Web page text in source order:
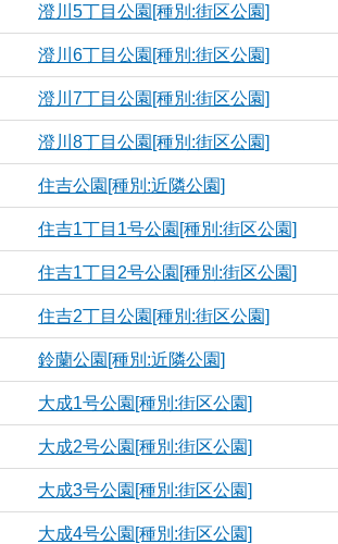
澄川5丁目公園[種別:街区公園]
澄川6丁目公園[種別:街区公園]
澄川7丁目公園[種別:街区公園]
澄川8丁目公園[種別:街区公園]
住吉公園[種別:近隣公園]
住吉1丁目1号公園[種別:街区公園]
住吉1丁目2号公園[種別:街区公園]
住吉2丁目公園[種別:街区公園]
鈴蘭公園[種別:近隣公園]
大成1号公園[種別:街区公園]
大成2号公園[種別:街区公園]
大成3号公園[種別:街区公園]
大成4号公園[種別:街区公園]